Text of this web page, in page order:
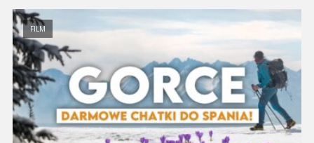
FILM